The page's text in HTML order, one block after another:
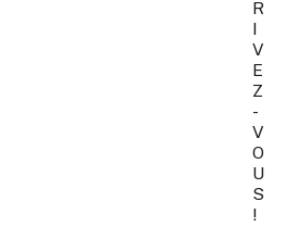
R
I
V
E
Z
-
V
O
U
S
!